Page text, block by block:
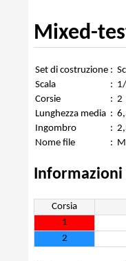
Mixed-
Set di costruzione :
Scala
:
Corsie
: 2
Lunghezza media :
Ingombro
:
Nome file
:
Corsia
1
2